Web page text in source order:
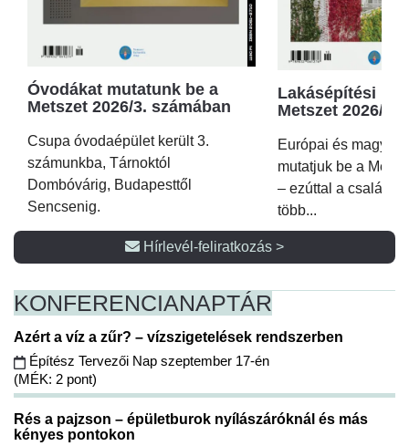
Óvodákat mutatunk be a
Metszet 2026/3. számában
Csupa óvodaépület került 3.
számunkba, Tárnoktól
Dombóvárig, Budapesttől
Sencsenig.
Lakásépítési
Metszet 2026/2.
Európai és magyar
mutatjuk be a
– ezúttal a családi
több...
Hírlevél-feliratkozás >
KONFERENCIANAPTÁR
Azért a víz a zűr? – vízszigetelések rendszerben
Építész Tervezői Nap szeptember 17-én
(MÉK: 2 pont)
Rés a pajzson – épületburok nyílászáróknál és más
kényes pontokon